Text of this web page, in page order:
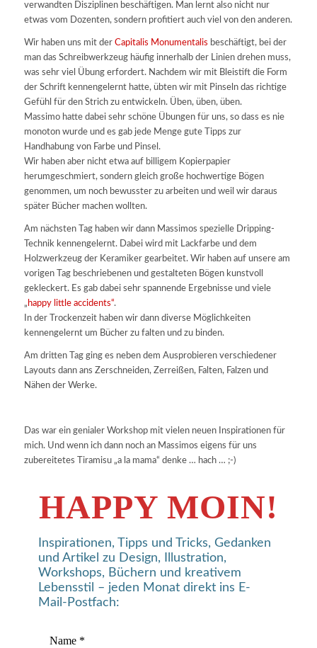
verwandten Disziplinen beschäftigen. Man lernt also nicht nur
etwas vom Dozenten, sondern profitiert auch viel von den anderen.
Wir haben uns mit der Capitalis Monumentalis beschäftigt, bei der
man das Schreibwerkzeug häufig innerhalb der Linien drehen muss,
was sehr viel Übung erfordert. Nachdem wir mit Bleistift die Form
der Schrift kennengelernt hatte, übten wir mit Pinseln das richtige
Gefühl für den Strich zu entwickeln. Üben, üben, üben.
Massimo hatte dabei sehr schöne Übungen für uns, so dass es nie
monoton wurde und es gab jede Menge gute Tipps zur
Handhabung von Farbe und Pinsel.
Wir haben aber nicht etwa auf billigem Kopierpapier
herumgeschmiert, sondern gleich große hochwertige Bögen
genommen, um noch bewusster zu arbeiten und weil wir daraus
später Bücher machen wollten.
Am nächsten Tag haben wir dann Massimos spezielle Dripping-
Technik kennengelernt. Dabei wird mit Lackfarbe und dem
Holzwerkzeug der Keramiker gearbeitet. Wir haben auf unsere am
vorigen Tag beschriebenen und gestalteten Bögen kunstvoll
gekleckert. Es gab dabei sehr spannende Ergebnisse und viele
„ happy little accidents“.
In der Trockenzeit haben wir dann diverse Möglichkeiten
kennengelernt um Bücher zu falten und zu binden.
Am dritten Tag ging es neben dem Ausprobieren verschiedener
Layouts dann ans Zerschneiden, Zerreißen, Falten, Falzen und
Nähen der Werke.
Das war ein genialer Workshop mit vielen neuen Inspirationen für
mich. Und wenn ich dann noch an Massimos eigens für uns
zubereitetes Tiramisu „a la mama“ denke … hach … ;-)
HAPPY MOIN!
Inspirationen, Tipps und Tricks, Gedanken
und Artikel zu Design, Illustration,
Workshops, Büchern und kreativem
Lebensstil – jeden Monat direkt ins E-
Mail-Postfach: